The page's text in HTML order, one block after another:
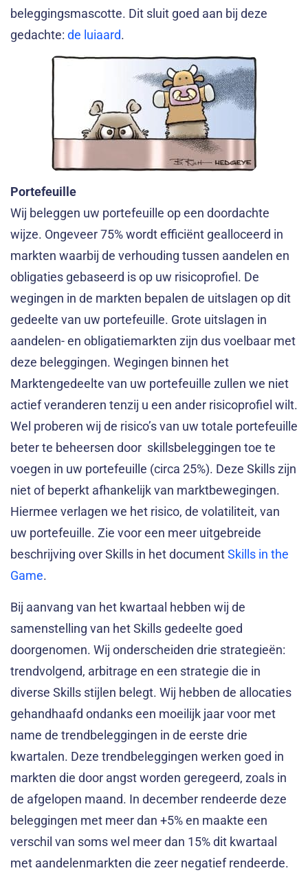
beleggingsmascotte. Dit sluit goed aan bij deze
gedachte: de luiaard.
Portefeuille
Wij beleggen uw portefeuille op een doordachte
wijze. Ongeveer 75% wordt efficiënt gealloceerd in
markten waarbij de verhouding tussen aandelen en
obligaties gebaseerd is op uw risicoprofiel. De
wegingen in de markten bepalen de uitslagen op dit
gedeelte van uw portefeuille. Grote uitslagen in
aandelen- en obligatiemarkten zijn dus voelbaar met
deze beleggingen. Wegingen binnen het
Marktengedeelte van uw portefeuille zullen we niet
actief veranderen tenzij u een ander risicoprofiel wilt.
Wel proberen wij de risico’s van uw totale portefeuille
beter te beheersen door skillsbeleggingen toe te
voegen in uw portefeuille (circa 25%). Deze Skills zijn
niet of beperkt afhankelijk van marktbewegingen.
Hiermee verlagen we het risico, de volatiliteit, van
uw portefeuille. Zie voor een meer uitgebreide
beschrijving over Skills in het documentSkills in the
Game.
Bij aanvang van het kwartaal hebben wij de
samenstelling van het Skills gedeelte goed
doorgenomen. Wij onderscheiden drie strategieën:
trendvolgend, arbitrage en een strategie die in
diverse Skills stijlen belegt. Wij hebben de allocaties
gehandhaafd ondanks een moeilijk jaar voor met
name de trendbeleggingen in de eerste drie
kwartalen. Deze trendbeleggingen werken goed in
markten die door angst worden geregeerd, zoals in
de afgelopen maand. In december rendeerde deze
beleggingen met meer dan +5% en maakte een
verschil van soms wel meer dan 15% dit kwartaal
met aandelenmarkten die zeer negatief rendeerde.